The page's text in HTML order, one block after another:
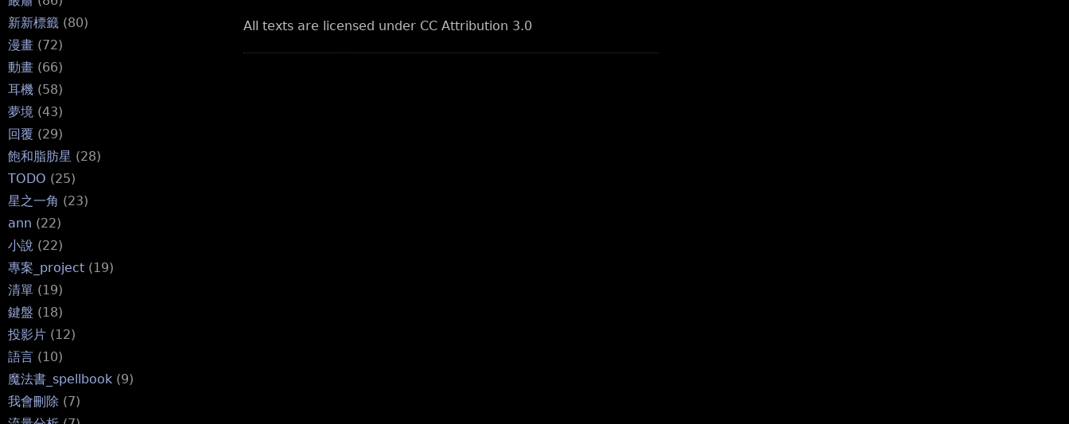
新新標籤 (80)
漫畫 (72)
動畫 (66)
耳機 (58)
夢境 (43)
回覆 (29)
飽和脂肪星 (28)
TODO (25)
星之一角 (23)
ann (22)
小說 (22)
專案_project (19)
清單 (19)
鍵盤 (18)
投影片 (12)
語言 (10)
魔法書_spellbook (9)
我會刪除 (7)
All texts are licensed under CC Attribution 3.0